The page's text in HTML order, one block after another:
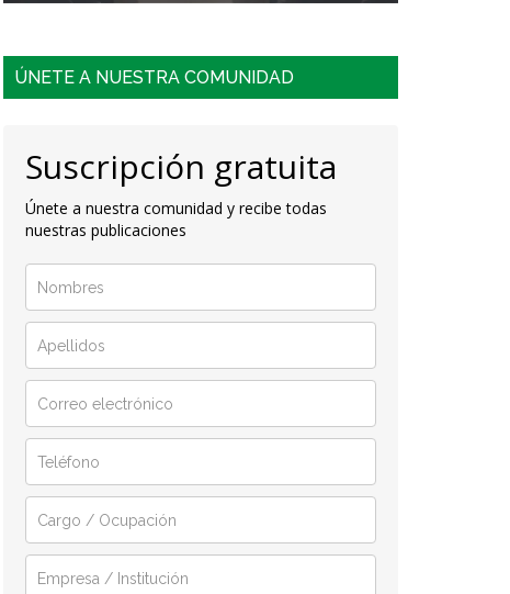
ÚNETE A NUESTRA COMUNIDAD
Suscripción gratuita
Únete a nuestra comunidad y recibe todas
nuestras publicaciones